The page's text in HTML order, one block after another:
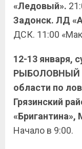
«Ледовый».
Задонск. ЛД
ДСК. 11:00
12-13 января,
РЫБОЛОВНЫЙ
области по
Грязинский
Начало в 9:00.